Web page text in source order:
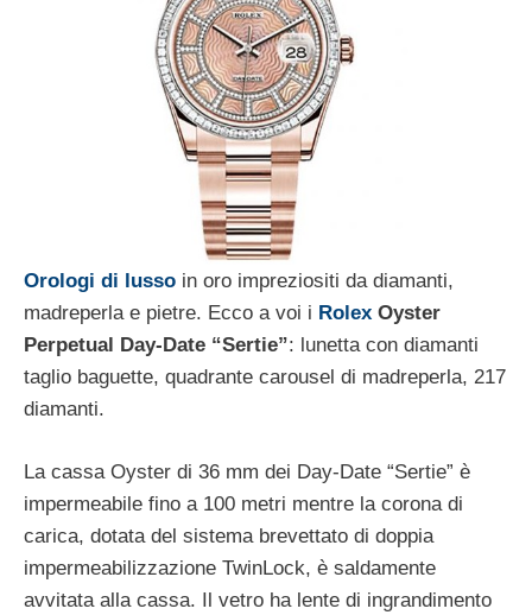
Orologi di lusso in oro impreziositi da diamanti,
madreperla e pietre. Ecco a voi i Rolex Oyster
Perpetual Day-Date “Sertie”: lunetta con diamanti
taglio baguette, quadrante carousel di madreperla, 217
diamanti.
La cassa Oyster di 36 mm dei Day-Date “Sertie” è
impermeabile fino a 100 metri mentre la corona di
carica, dotata del sistema brevettato di doppia
impermeabilizzazione TwinLock, è saldamente
avvitata alla cassa. Il vetro ha lente di ingrandimento